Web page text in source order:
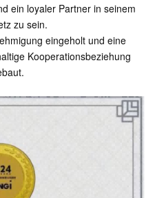
ein loyaler Partner in seinem
zu sein.
eingeholt und eine
Kooperationsbeziehung